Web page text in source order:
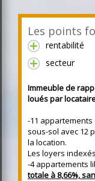
Les points
rentabilité
secteur
Immeuble de
loués par
-11
sous-sol avec 12
la location.
Les loyers
-4 appartements
totale à 8,66%,